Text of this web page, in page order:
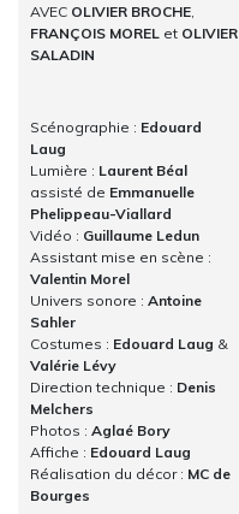
AVEC OLIVIER BROCHE,
FRANÇOIS MOREL et OLIVIER
SALADIN
Scénographie : Edouard
Laug
Lumière : Laurent Béal
assisté de Emmanuelle
Phelippeau-Viallard
Vidéo : Guillaume Ledun
Assistant mise en scène :
Valentin Morel
Univers sonore : Antoine
Sahler
Costumes : Edouard Laug &
Valérie Lévy
Direction technique : Denis
Melchers
Photos : Aglaé Bory
Affiche : Edouard Laug
Réalisation du décor : MC de
Bourges